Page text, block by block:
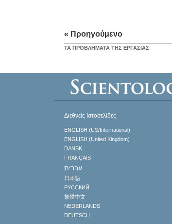
« Προηγούμενο
ΤΑ ΠΡΟΒΛΗΜΑΤΑ ΤΗΣ ΕΡΓΑΣΙΑΣ
Διεθνείς Ιστοσελίδες
ENGLISH (US/International)
ENGLISH (United Kingdom)
DANSK
FRANÇAIS
עברית
日本語
РУССКИЙ
繁體中文
NEDERLANDS
DEUTSCH